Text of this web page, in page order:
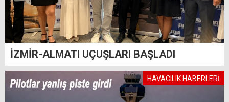
İZMİR-ALMATI UÇUŞLARI BAŞLADI
HAVACILIK HABERLERİ